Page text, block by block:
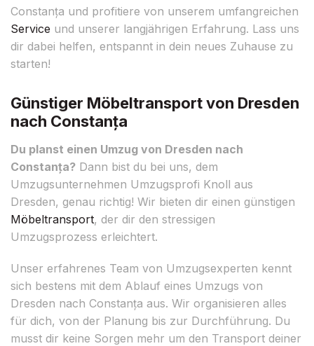
Constanța und profitiere von unserem umfangreichen
Service und unserer langjährigen Erfahrung. Lass uns
dir dabei helfen, entspannt in dein neues Zuhause zu
starten!
Günstiger Möbeltransport von Dresden
nach Constanța
Du planst einen Umzug von Dresden nach
Constanța? Dann bist du bei uns, dem
Umzugsunternehmen Umzugsprofi Knoll aus
Dresden, genau richtig! Wir bieten dir einen günstigen
Möbeltransport, der dir den stressigen
Umzugsprozess erleichtert.
Unser erfahrenes Team von Umzugsexperten kennt
sich bestens mit dem Ablauf eines Umzugs von
Dresden nach Constanța aus. Wir organisieren alles
für dich, von der Planung bis zur Durchführung. Du
musst dir keine Sorgen mehr um den Transport deiner